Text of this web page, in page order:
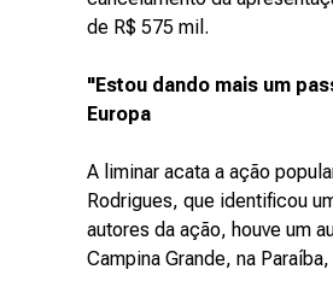
de R$ 575 mil.
"Estou dando mais um
Europa
A liminar acata a ação
Rodrigues, que identificou
autores da ação, houve um
Campina Grande, na